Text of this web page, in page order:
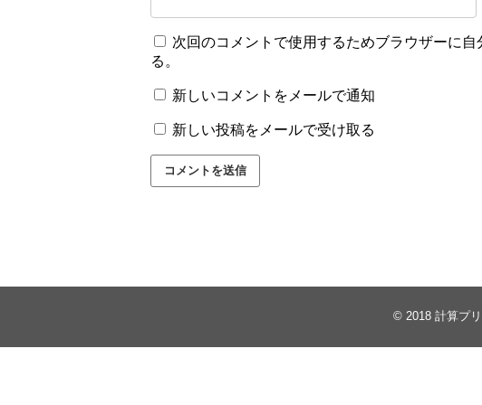
次回のコメントで使用するためブラウザーに
る。
新しいコメントをメールで通知
新しい投稿をメールで受け取る
© 2018 計算プ